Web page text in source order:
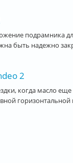
подрамника
быть надежно
2
когда масло